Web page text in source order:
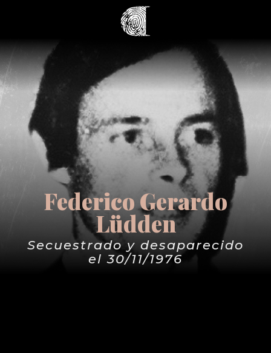
Federico Gerardo
Lüdden
Secuestrado y desaparecido
el 30/11/1976